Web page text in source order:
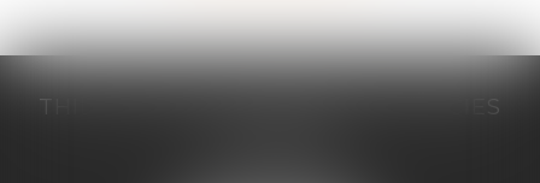
THILL-MINICI-LEVIONNAIS & ASSOCIES